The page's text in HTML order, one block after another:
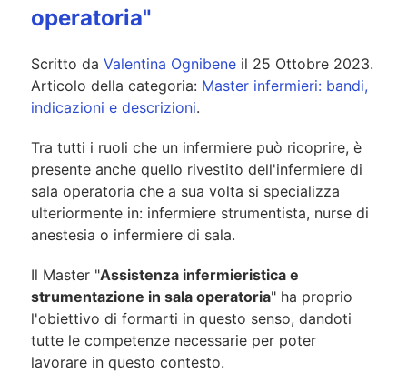
operatoria"
Scritto da Valentina Ognibene il 25 Ottobre 2023.
Articolo della categoria: Master infermieri: bandi,
indicazioni e descrizioni.
Tra tutti i ruoli che un infermiere può ricoprire, è
presente anche quello rivestito dell'infermiere di
sala operatoria che a sua volta si specializza
ulteriormente in: infermiere strumentista, nurse di
anestesia o infermiere di sala.
Il Master "Assistenza infermieristica e
strumentazione in sala operatoria" ha proprio
l'obiettivo di formarti in questo senso, dandoti
tutte le competenze necessarie per poter
lavorare in questo contesto.